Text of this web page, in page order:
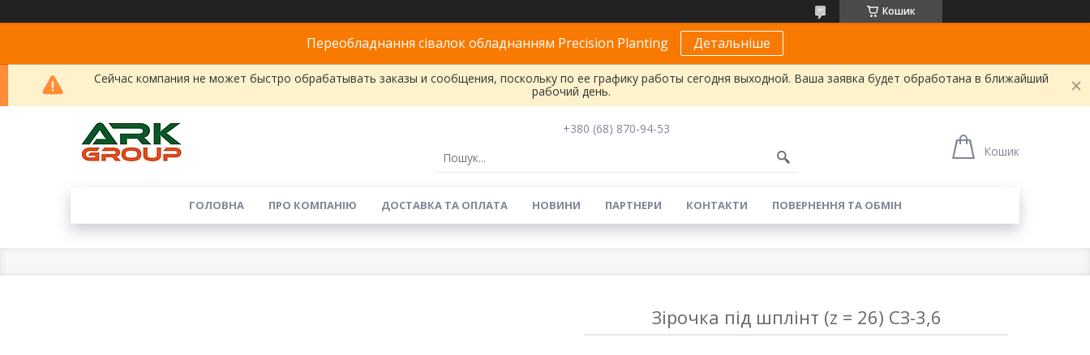
Кошик
Переобладнання сівалок обладнанням Precision Planting Детальніше
Сейчас компания не может быстро обрабатывать заказы и сообщения, поскольку по ее графику работы сегодня выходной. Ваша заявка будет обработана в ближайший
рабочий день.
+380 (68) 870-94-53
Кошик
ГОЛОВНА ПРО КОМПАНІЮ ДОСТАВКА ТА ОПЛАТА НОВИНИ ПАРТНЕРИ КОНТАКТИ ПОВЕРНЕННЯ ТА ОБМІН
Зірочка під шплінт (z = 26) СЗ-3,6